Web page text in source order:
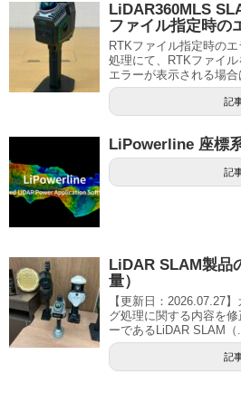
LiDAR360MLS
ファイル指定時の
RTKファイル指定時の
処理にて、RTKファイ
エラーが表示される場合
記
LiPowerline 座標
記
LiDAR SLAM製品
量）
【更新日：2026.07.27
グ処理に関する内容を
ーであるLiDAR SLAM（
記